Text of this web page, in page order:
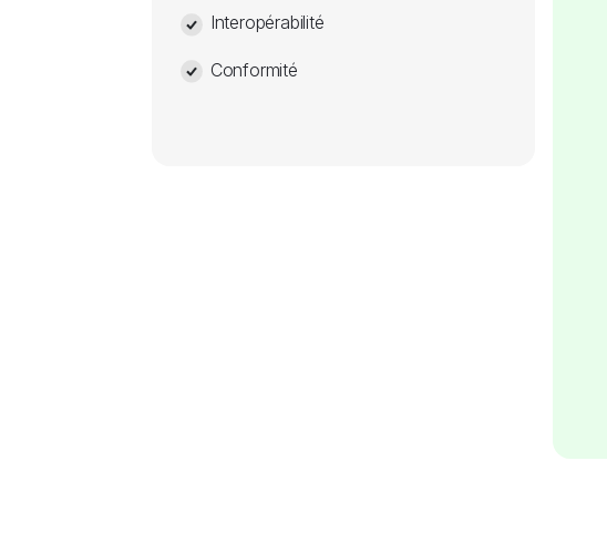
Interopérabilité
Conformité